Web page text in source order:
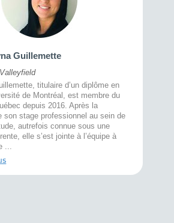
Guillemette
titulaire d’un diplôme en
de Montréal, est membre du
depuis 2016. Après la
son stage professionnel au sein de
autrefois connue sous une
elle s’est jointe à l’équipe à
...